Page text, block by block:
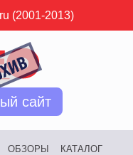
(2001-2013)
сайт
ОБЗОРЫ
КАТАЛОГ